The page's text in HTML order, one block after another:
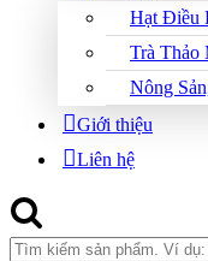
Hạt Điều
Trà Thảo
Nông
Giới thiệu
Liên hệ
Search